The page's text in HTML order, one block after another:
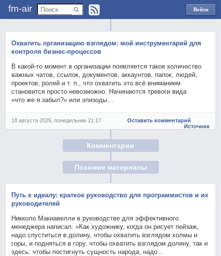
fm-air
Войти
через
Охватить организацию взглядом: мой инструментарий для
контроля бизнес-процессов
В какой‑то момент в организации появляется такое количество
важных чатов, ссылок, документов, аккаунтов, папок, людей,
проектов, ролей и т. п., что охватить это всё вниманием
становится просто невозможно. Начинаются тревоги вида
«что же я забыл?» или эпизоды…
18 августа 2025, понедельник 21:17
Оставить комментарий
Источник
Комментарии
Похожие материалы
Путь к идеалу: краткое руководство для программистов и их
руководителей
Никколо Макиавелли в руководстве для эффективного
менеджера написал: «Как художнику, когда он рисует пейзаж,
надо спуститься в долину, чтобы охватить взглядом холмы и
горы, и подняться в гору, чтобы охватить взглядом долину, так и
здесь: чтобы постигнуть сущность народа, надо…